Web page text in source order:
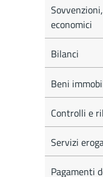
economici
Bilanci
Beni
Controlli e
Servizi
Pagamenti